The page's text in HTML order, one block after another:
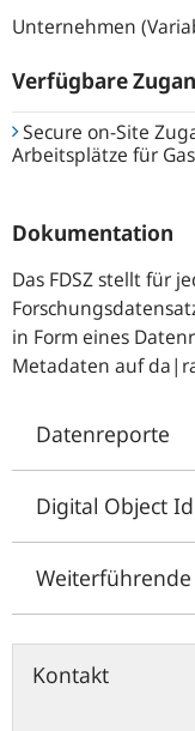
Unternehmen
Verfügbare
Secure on-Site
Arbeitsplätze für
Dokumentation
Das FDSZ stellt für
in Form eines
Metadaten auf
Datenreporte
Digital Object
Kontakt